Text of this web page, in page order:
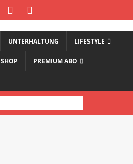
UNTERHALTUNG LIFESTYLE
SHOP PREMIUM ABO